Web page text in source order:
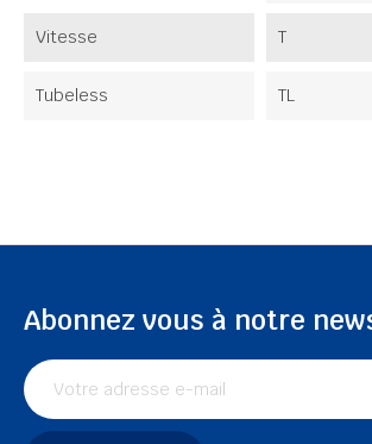
Vitesse T
Tubeless TL
Abonnez vous à notre